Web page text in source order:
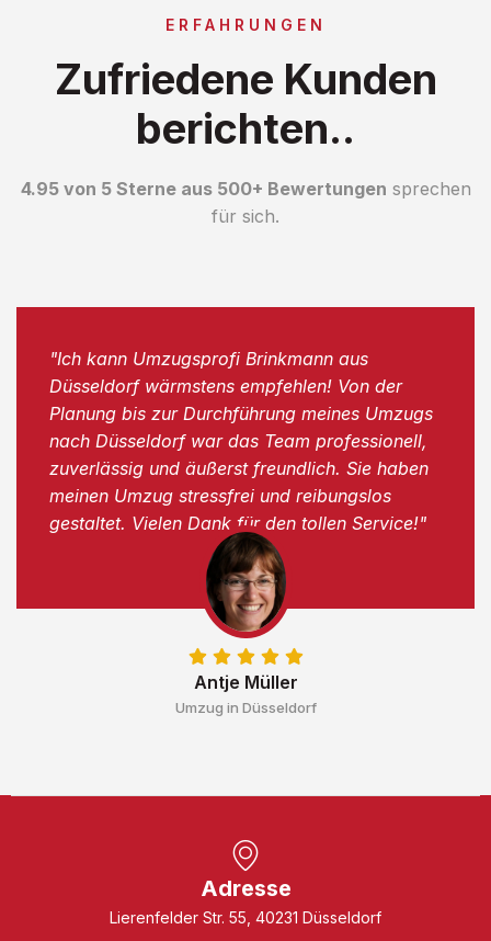
ERFAHRUNGEN
Zufriedene Kunden
berichten..
4.95 von 5 Sterne aus 500+ Bewertungen sprechen
für sich.
Antje Müller
Umzug in Düsseldorf
"Ich kann Umzugsprofi Brinkmann aus
Düsseldorf wärmstens empfehlen! Von der
Planung bis zur Durchführung meines Umzugs
nach Düsseldorf war das Team professionell,
zuverlässig und äußerst freundlich. Sie haben
meinen Umzug stressfrei und reibungslos
gestaltet. Vielen Dank für den tollen Service!"
Adresse
Lierenfelder Str. 55, 40231 Düsseldorf